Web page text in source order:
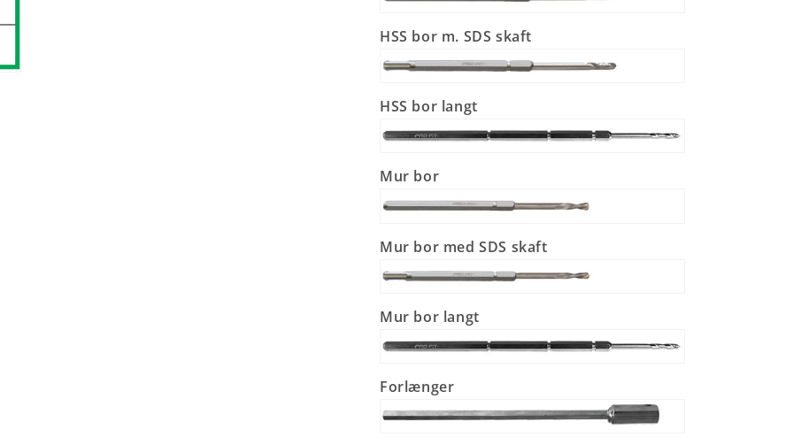
HSS bor m. SDS skaft
HSS bor langt
Mur bor
Mur bor med SDS skaft
Mur bor langt
Forlænger